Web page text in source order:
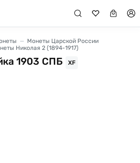
Монеты Царской России
Николая 2 (1894-1917)
1903 СПБ XF